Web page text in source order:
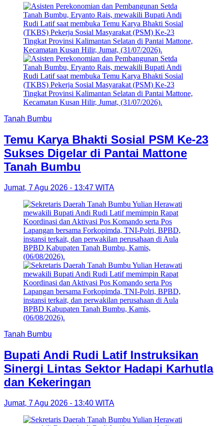
Tanah Bumbu
Temu Karya Bhakti Sosial PSM Ke-23
Sukses Digelar di Pantai Mattone
Tanah Bumbu
Jumat, 7 Agu 2026 - 13:47 WITA
Tanah Bumbu
Bupati Andi Rudi Latif Instruksikan
Sinergi Lintas Sektor Hadapi Karhutla
dan Kekeringan
Jumat, 7 Agu 2026 - 13:40 WITA